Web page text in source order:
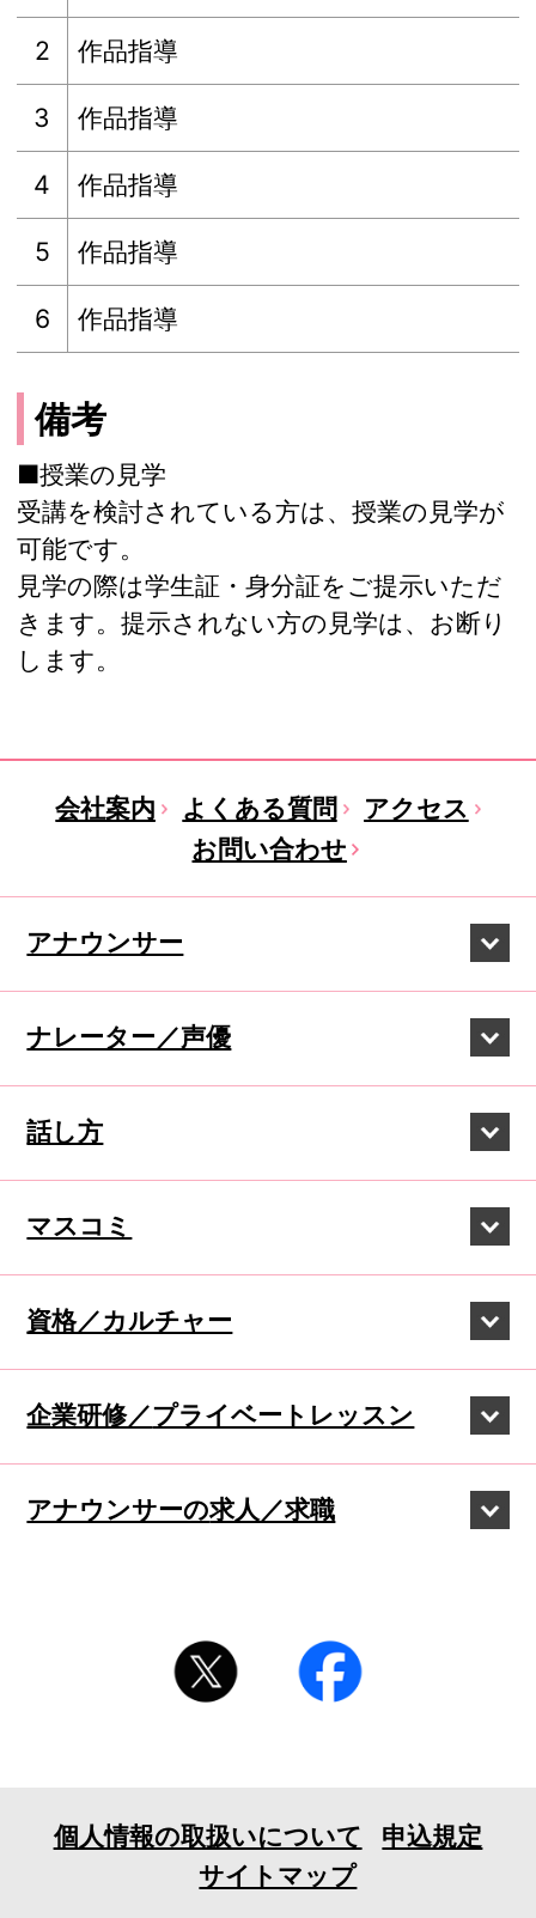
2 作品指導
3 作品指導
4 作品指導
5 作品指導
6 作品指導
備考
■授業の見学
受講を検討されている方は、授業の見学が
可能です。
見学の際は学生証・身分証をご提示いただ
きます。提示されない方の見学は、お断り
します。
会社案内 よくある質問
アクセス
お問い合わせ
アナウンサー
ナレーター／声優
話し方
マスコミ
資格／カルチャー
企業研修／プライベートレッスン
アナウンサーの求人／求職
個人情報の取扱いについて
申込規定
サイトマップ